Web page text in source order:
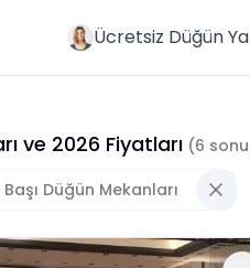
Ücretsiz Düğün
ve 2026 Fiyatları (6
Düğün Mekanları